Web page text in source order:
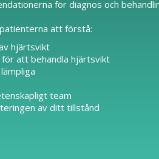
för diagnos och
att förstå:
hjärtsvikt
att behandla hjärtsvikt
team
av ditt tillstånd